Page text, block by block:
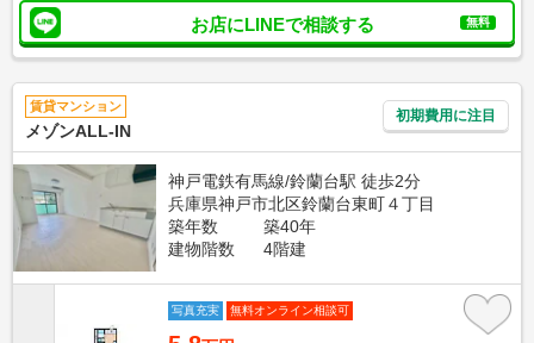
お店にLINEで相談する 無料
賃貸マンション
メゾンALL-IN
初期費用に注目
神戸電鉄有馬線/鈴蘭台駅 徒歩2分
兵庫県神戸市北区鈴蘭台東町４丁目
築年数
築40年
建物階数
4階建
写真充実 無料オンライン相談可